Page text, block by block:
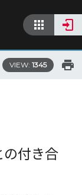
VIEW: 1345
の付き合